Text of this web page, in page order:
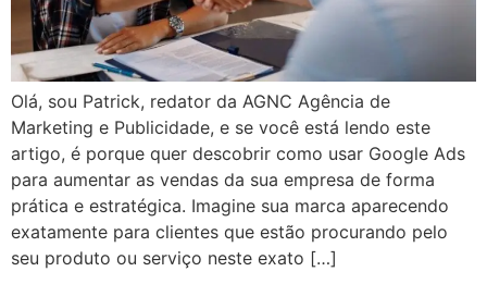
Olá, sou Patrick, redator da AGNC Agência de
Marketing e Publicidade, e se você está lendo este
artigo, é porque quer descobrir como usar Google Ads
para aumentar as vendas da sua empresa de forma
prática e estratégica. Imagine sua marca aparecendo
exatamente para clientes que estão procurando pelo
seu produto ou serviço neste exato […]